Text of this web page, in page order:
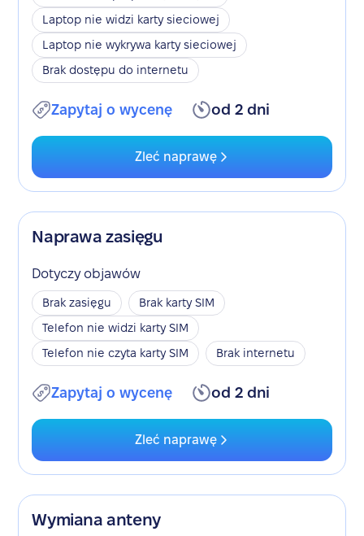
Laptop nie widzi karty sieciowej
Laptop nie wykrywa karty sieciowej
Brak dostępu do internetu
Zapytaj o wycenę od 2 dni
Zleć naprawę
Naprawa zasięgu
Dotyczy objawów
Brak zasięgu
Brak karty SIM
Telefon nie widzi karty SIM
Telefon nie czyta karty SIM
Brak internetu
Zapytaj o wycenę od 2 dni
Zleć naprawę
Wymiana anteny